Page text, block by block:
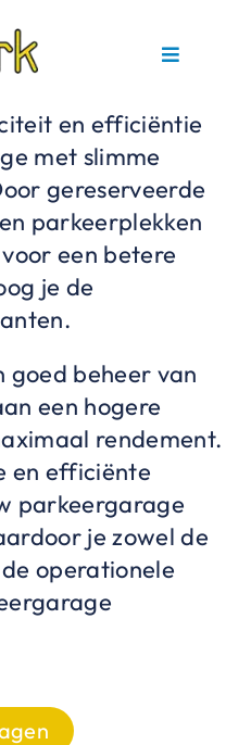
Toggle
Home
Parkeerbeugels
Service en
Contact
en efficiëntie
met slimme
gereserveerde
parkeerplekken
een betere
je de
beheer van
een hogere
rendement.
en efficiënte
parkeergarage
je zowel de
operationele